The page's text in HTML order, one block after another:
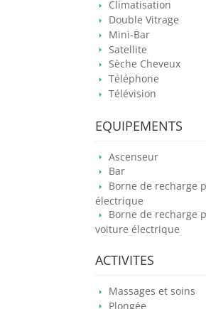
Climatisation
Double Vitrage
Mini-Bar
Satellite
Sèche Cheveux
Téléphone
Télévision
EQUIPEMENTS
Ascenseur
Bar
Borne de recharge
électrique
Borne de recharge
voiture électrique
ACTIVITES
Massages et soins
Plongée